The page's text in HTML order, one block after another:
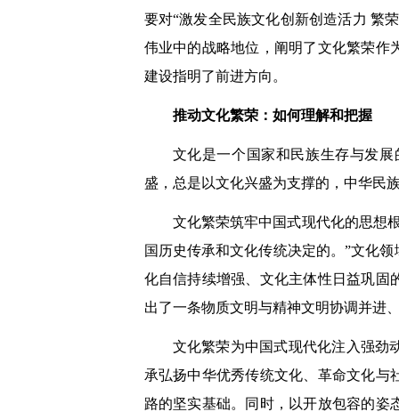
要对“激发全民族文化创新创造活力 繁
伟业中的战略地位，阐明了文化繁荣作
建设指明了前进方向。
推动文化繁荣：如何理解和把握
文化是一个国家和民族生存与发
盛，总是以文化兴盛为支撑的，中华民
文化繁荣筑牢中国式现代化的思想
国历史传承和文化传统决定的。”文化
化自信持续增强、文化主体性日益巩固
出了一条物质文明与精神文明协调并进
文化繁荣为中国式现代化注入强劲
承弘扬中华优秀传统文化、革命文化
路的坚实基础。同时，以开放包容的